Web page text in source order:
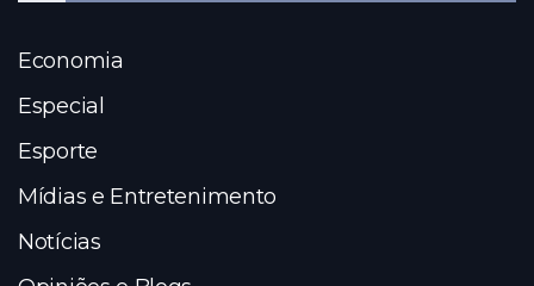
Economia
Especial
Esporte
Mídias e Entretenimento
Notícias